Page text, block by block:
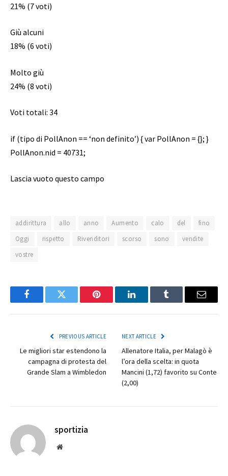
21% (7 voti)
Giù alcuni
18% (6 voti)
Molto giù
24% (8 voti)
Voti totali: 34
if (tipo di PollAnon == ‘non definito’) { var PollAnon = {}; }
PollAnon.nid = 40731;
Lascia vuoto questo campo
addirittura allo anno Aumento calo del
fino
Oggi
rispetto Rivenditori scorso sono
vendite
vostre
FacebookTwitter Pinterest LinkedInTumblr Email
PREVIOUS ARTICLE
Le migliori star estendono la
campagna di protesta del
Grande Slam a Wimbledon
NEXT ARTICLE
Allenatore Italia, per Malagò è
l’ora della scelta: in quota
Mancini (1,72) favorito su Conte
(2,00)
sportizia
Website